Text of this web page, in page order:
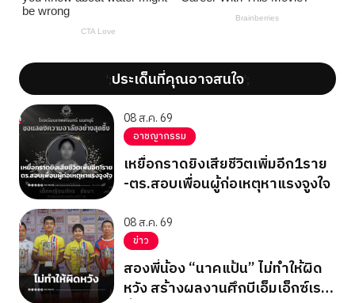
';ประเด็นที่คุณอาจสนใจ';
08 ส.ค. 69
อาชญากรรม
เหยื่อกราดยิงเสียชีวิตเพิ่มอีก1ราย
-ตร.สอบเพื่อนผู้ก่อเหตุหาแรงจูงใจ
08 ส.ค. 69
ข่าว
สองพี่น้อง “นาคแป้น” ไม่ทำให้ผิด
หวัง สร้างผลงานศึกบีเอ็มเอ็กซ์เรซ